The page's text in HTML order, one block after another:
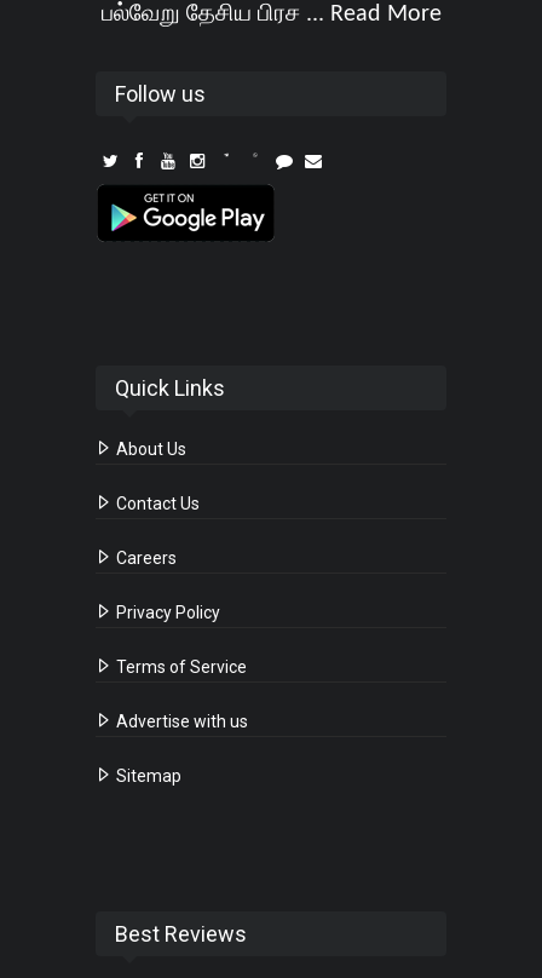
பல்வேறு தேசிய பிரச ... Read More
Follow us
Quick Links
About Us
Contact Us
Careers
Privacy Policy
Terms of Service
Advertise with us
Sitemap
Best Reviews